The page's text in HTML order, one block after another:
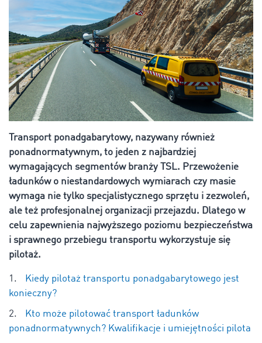
Transport ponadgabarytowy, nazywany również
ponadnormatywnym, to jeden z najbardziej
wymagających segmentów branży TSL. Przewożenie
ładunków o niestandardowych wymiarach czy masie
wymaga nie tylko specjalistycznego sprzętu i zezwoleń,
ale też profesjonalnej organizacji przejazdu. Dlatego w
celu zapewnienia najwyższego poziomu bezpieczeństwa
i sprawnego przebiegu transportu wykorzystuje się
pilotaż.
Kiedy pilotaż transportu ponadgabarytowego jest
konieczny?
Kto może pilotować transport ładunków
ponadnormatywnych? Kwalifikacje i umiejętności pilota